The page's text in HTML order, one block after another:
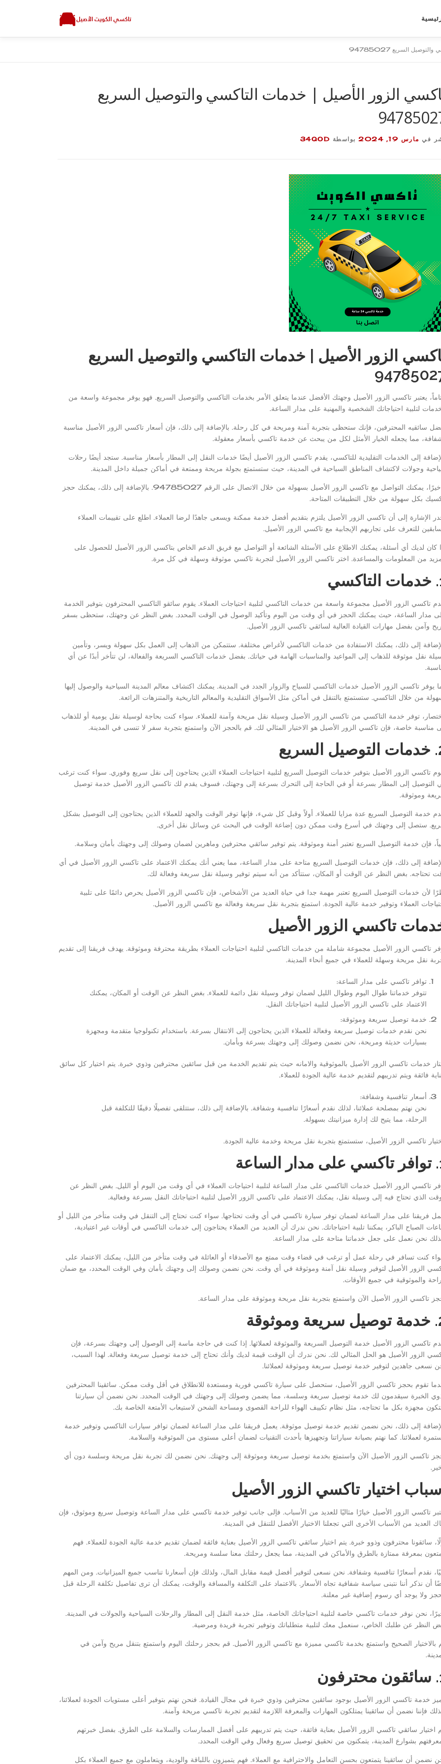
السريع 94785027
الزور الأصيل | خدمات التاكسي والتوصيل السريع
في مارس 19, 2024 بواسطة 34QOD
الزور الأصيل | خدمات التاكسي والتوصيل السريع
يعتبر تاكسي الزور الأصيل وجهتك الأفضل عندما يتعلق الأمر بخدمات التاكسي والتوصيل السريع. فهو يوفر مجموعة واسعة من
لتلبية احتياجاتك الشخصية والمهنية على مدار الساعة.
سائقيه المحترفين، فإنك ستحظى بتجربة آمنة ومريحة في كل رحلة. بالإضافة إلى ذلك، فإن أسعار تاكسي الزور الأصيل مناسبة
مما يجعله الخيار الأمثل لكل من يبحث عن خدمة تاكسي بأسعار معقولة.
إلى الخدمات التقليدية للتاكسي، يقدم تاكسي الزور الأصيل أيضًا خدمات النقل إلى المطار بأسعار مناسبة. ستجد أيضًا رحلات
وجولات لاكتشاف المناطق السياحية في المدينة، حيث ستستمتع بجولة مريحة وممتعة في أماكن جميلة داخل المدينة.
وأخيرًا، يمكنك التواصل مع تاكسي الزور الأصيل بسهولة من خلال الاتصال على الرقم 94785027. بالإضافة إلى ذلك، يمكنك حجز
بكل سهولة من خلال التطبيقات المتاحة.
الإشارة إلى أن تاكسي الزور الأصيل يلتزم بتقديم أفضل خدمة ممكنة ويسعى جاهدًا لرضا العملاء. اطلع على تقييمات العملاء
للتعرف على تجاربهم الإيجابية مع تاكسي الزور الأصيل.
كان لديك أي أسئلة، يمكنك الاطلاع على الأسئلة الشائعة أو التواصل مع فريق الدعم الخاص بتاكسي الزور الأصيل للحصول على
من المعلومات والمساعدة. اختر تاكسي الزور الأصيل لتجربة تاكسي موثوقة وسهلة في كل مرة.
تاكسي الزور الأصيل مجموعة واسعة من خدمات التاكسي لتلبية احتياجات العملاء. يقوم سائقو التاكسي المحترفون بتوفير الخدمة
مدار الساعة، حيث يمكنك الحجز في أي وقت من اليوم وتأكيد الوصول في الوقت المحدد. بغض النظر عن وجهتك، ستحظى بسفر
وآمن بفضل مهارات القيادة العالية لسائقي تاكسي الزور الأصيل.
إلى ذلك، يمكنك الاستفادة من خدمات التاكسي لأغراض مختلفة. ستتمكن من الذهاب إلى العمل بكل سهولة ويسر، وتأمين
نقل موثوقة للذهاب إلى المواعيد والمناسبات الهامة في حياتك. بفضل خدمات التاكسي السريعة والفعالة، لن تتأخر أبدًا عن أي
يوفر تاكسي الزور الأصيل خدمات التاكسي للسياح والزوار الجدد في المدينة. يمكنك اكتشاف معالم المدينة السياحية والوصول إليها
من خلال التاكسي. ستستمتع بالتنقل في أماكن مثل الأسواق التقليدية والمعالم التاريخية والمتنزهات الرائعة.
توفر خدمة التاكسي من تاكسي الزور الأصيل وسيلة نقل مريحة وآمنة للعملاء. سواء كنت بحاجة لوسيلة نقل يومية أو للذهاب
مناسبة خاصة، فإن تاكسي الزور الأصيل هو الاختيار المثالي لك. قم بالحجز الآن واستمتع بتجربة سفر لا تنسى في المدينة.
تاكسي الزور الأصيل بتوفير خدمات التوصيل السريع لتلبية احتياجات العملاء الذين يحتاجون إلى نقل سريع وفوري. سواء كنت ترغب
التوصيل إلى المطار بسرعة أو في الحاجة إلى التحرك بسرعة إلى وجهتك، فسوف يقدم لك تاكسي الزور الأصيل خدمة توصيل
وموثوقة.
خدمة التوصيل السريع عدة مزايا للعملاء. أولاً وقبل كل شيء، فإنها توفر الوقت والجهد للعملاء الذين يحتاجون إلى التوصيل بشكل
ستصل إلى وجهتك في أسرع وقت ممكن دون إضاعة الوقت في البحث عن وسائل نقل أخرى.
فإن خدمة التوصيل السريع تعتبر أمنة وموثوقة. يتم توفير سائقي محترفين وماهرين لضمان وصولك إلى وجهتك بأمان وسلامة.
إلى ذلك، فإن خدمات التوصيل السريع متاحة على مدار الساعة، مما يعني أنك يمكنك الاعتماد على تاكسي الزور الأصيل في أي
تحتاجه. بغض النظر عن الوقت أو المكان، ستتأكد من أنه سيتم توفير وسيلة نقل سريعة وفعالة لك.
لأن خدمات التوصيل السريع تعتبر مهمة جدا في حياة العديد من الأشخاص، فإن تاكسي الزور الأصيل يحرص دائمًا على تلبية
العملاء وتوفير خدمة عالية الجودة. استمتع بتجربة نقل سريعة وفعالة مع تاكسي الزور الأصيل.
تاكسي الزور الأصيل
تاكسي الزور الأصيل مجموعة شاملة من خدمات التاكسي لتلبية احتياجات العملاء بطريقة محترفة وموثوقة. يهدف فريقنا إلى تقديم
نقل مريحة وسهلة للعملاء في جميع أنحاء المدينة.
توافر تاكسي على مدار الساعة:
تتوفر خدماتنا طوال اليوم وطوال الليل لضمان توفر وسيلة نقل دائمة للعملاء. بغض النظر عن الوقت أو المكان، يمكنك
الاعتماد على تاكسي الزور الأصيل لتلبية احتياجاتك النقل.
خدمة توصيل سريعة وموثوقة:
نحن نقدم خدمات توصيل سريعة وفعالة للعملاء الذين يحتاجون إلى الانتقال بسرعة. باستخدام تكنولوجيا متقدمة ومجهزة
بسيارات حديثة ومريحة، نحن نضمن وصولك إلى وجهتك بسرعة وبأمان.
خدمات تاكسي الزور الأصيل بالموثوقية والامانه حيث يتم تقديم الخدمة من قبل سائقين محترفين وذوي خبرة. يتم اختيار كل سائق
فائقة ويتم تدريبهم لتقديم خدمة عالية الجودة للعملاء.
أسعار تنافسية وشفافة:
نحن نهتم بمصلحة عملائنا، لذلك نقدم أسعارًا تنافسية وشفافة. بالإضافة إلى ذلك، ستتلقى تفصيلًا دقيقًا للتكلفة قبل
الرحلة، مما يتيح لك إدارة ميزانيتك بسهولة.
تاكسي الزور الأصيل، ستستمتع بتجربة نقل مريحة وخدمة عالية الجودة.
تاكسي الزور الأصيل خدمات التاكسي على مدار الساعة لتلبية احتياجات العملاء في أي وقت من اليوم أو الليل. بغض النظر عن
الذي تحتاج فيه إلى وسيلة نقل، يمكنك الاعتماد على تاكسي الزور الأصيل لتلبية احتياجاتك النقل بسرعة وفعالية.
فريقنا على مدار الساعة لضمان توفر سيارة تاكسي في أي وقت تحتاجها. سواء كنت تحتاج إلى التنقل في وقت متأخر من الليل أو
الصباح الباكر، يمكننا تلبية احتياجاتك. نحن ندرك أن العديد من العملاء يحتاجون إلى خدمات التاكسي في أوقات غير اعتيادية،
نحن نعمل على جعل خدماتنا متاحة على مدار الساعة.
كنت تسافر في رحلة عمل أو ترغب في قضاء وقت ممتع مع الأصدقاء أو العائلة في وقت متأخر من الليل، يمكنك الاعتماد على
الزور الأصيل لتوفير وسيلة نقل آمنة وموثوقة في أي وقت. نحن نضمن وصولك إلى وجهتك بأمان وفي الوقت المحدد، مع ضمان
والموثوقية في جميع الأوقات.
تاكسي الزور الأصيل الآن واستمتع بتجربة نقل مريحة وموثوقة على مدار الساعة.
تاكسي الزور الأصيل خدمة التوصيل السريعة والموثوقة لعملائها. إذا كنت في حاجة ماسة إلى الوصول إلى وجهتك بسرعة، فإن
الزور الأصيل هو الحل المثالي لك. نحن ندرك أن الوقت قيمة لديك وأنك تحتاج إلى خدمة توصيل سريعة وفعالة. لهذا السبب،
نسعى جاهدين لتوفير خدمة توصيل سريعة وموثوقة لعملائنا.
تقوم بحجز تاكسي الزور الأصيل، ستحصل على سيارة تاكسي فورية ومستعدة للانطلاق في أقل وقت ممكن. سائقينا المحترفين
الخبرة سيقدمون لك خدمة توصيل سريعة وسلسة، مما يضمن وصولك إلى وجهتك في الوقت المحدد. نحن نضمن أن سيارتنا
مجهزة بكل ما تحتاجه، مثل نظام تكييف الهواء للراحة القصوى ومساحة الشحن لاستيعاب الأمتعة الخاصة بك.
إلى ذلك، نحن نضمن تقديم خدمة توصيل موثوقة. يعمل فريقنا على مدار الساعة لضمان توافر سيارات التاكسي وتوفير خدمة
لعملائنا. كما نهتم بصيانة سياراتنا وتجهيزها بأحدث التقنيات لضمان أعلى مستوى من الموثوقية والسلامة.
تاكسي الزور الأصيل الآن واستمتع بخدمة توصيل سريعة وموثوقة إلى وجهتك. نحن نضمن لك تجربة نقل مريحة وسلسة دون أي
اختيار تاكسي الزور الأصيل
تاكسي الزور الأصيل خيارًا مثاليًا للعديد من الأسباب. فإلى جانب توفير خدمة تاكسي على مدار الساعة وتوصيل سريع وموثوق، فإن
العديد من الأسباب الأخرى التي تجعلنا الاختيار الأفضل للتنقل في المدينة.
سائقونا محترفون وذوو خبرة. يتم اختيار سائقي تاكسي الزور الأصيل بعناية فائقة لضمان تقديم خدمة عالية الجودة للعملاء. فهم
بمعرفة ممتازة بالطرق والأماكن في المدينة، مما يجعل رحلتك معنا سلسة ومريحة.
نقدم أسعارًا تنافسية وشفافة. نحن نسعى لتوفير أفضل قيمة مقابل المال، ولذلك فإن أسعارنا تناسب جميع الميزانيات. ومن المهم
أن نذكر أننا نتبنى سياسة شفافية تجاه الأسعار. بالاعتماد على التكلفة والمسافة والوقت، يمكنك أن ترى تفاصيل تكلفة الرحلة قبل
ولا يوجد أي رسوم إضافية غير معلنة.
نحن نوفر خدمات تاكسي خاصة لتلبية احتياجاتك الخاصة، مثل خدمة النقل إلى المطار والرحلات السياحية والجولات في المدينة.
النظر عن طلبك الخاص، سنعمل معك لتلبية متطلباتك وتوفير تجربة فريدة ومرضية.
بالاختيار الصحيح واستمتع بخدمة تاكسي مميزة مع تاكسي الزور الأصيل. قم بحجز رحلتك اليوم واستمتع بتنقل مريح وآمن في
خدمة تاكسي الزور الأصيل بوجود سائقين محترفين وذوي خبرة في مجال القيادة. فنحن نهتم بتوفير أعلى مستويات الجودة لعملائنا،
فإننا نضمن أن سائقينا يمتلكون المهارات والمعرفة اللازمة لتقديم تجربة تاكسي مريحة وآمنة.
اختيار سائقي تاكسي الزور الأصيل بعناية فائقة، حيث يتم تدريبهم على أفضل الممارسات والسلامة على الطرق. بفضل خبرتهم
بشوارع المدينة، يتمكنون من تحقيق توصيل سريع وفعال وفي الوقت المحدد.
نضمن أن سائقينا يتمتعون بحسن التعامل والاحترافية مع العملاء. فهم يتميزون باللباقة والودية، ويتعاملون مع جميع العملاء بكل